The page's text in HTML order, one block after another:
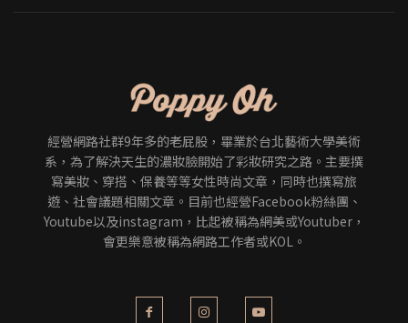
經營網路社群9年多的老屁股，畢業於台北藝術大學美術
系，為了解決天生的濃妝臉開始了彩妝研究之路。主要撰
寫美妝、穿搭、保養等等女性時尚文章，同時也撰寫旅
遊、社會議題相關文章。目前也經營Facebook粉絲團、
Youtube以及instagram，比起被稱為網美或Youtuber，
會更樂意被稱為網路工作者或KOL。